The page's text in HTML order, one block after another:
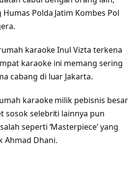
Polda Jatim Kombes Pol
karaoke Inul Vizta terkena
karaoke ini memang sering
cabang di luar Jakarta.
karaoke milik pebisnis besar
sosok selebriti lainnya pun
seperti ‘Masterpiece’ yang
Ahmad Dhani.